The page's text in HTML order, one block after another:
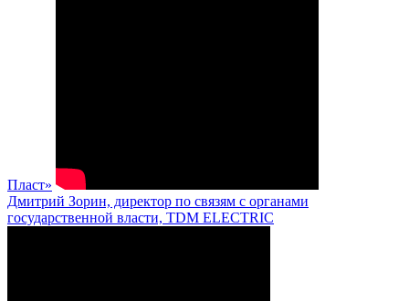
Пласт»
Дмитрий Зорин, директор по связям с органами
государственной власти, TDM ELECTRIC